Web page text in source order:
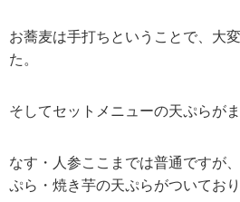
お蕎麦は手打ちということで、大
た。
そしてセットメニューの天ぷらが
なす・人参ここまでは普通ですが
ぷら・焼き芋の天ぷらがついており